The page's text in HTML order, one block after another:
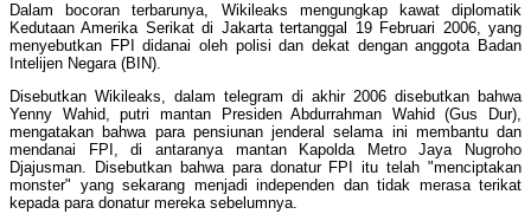
Dalam bocoran terbarunya, Wikileaks mengungkap kawat diplomatik
Kedutaan Amerika Serikat di Jakarta tertanggal 19 Februari 2006, yang
menyebutkan FPI didanai oleh polisi dan dekat dengan anggota Badan
Intelijen Negara (BIN).
Disebutkan Wikileaks, dalam telegram di akhir 2006 disebutkan bahwa
Yenny Wahid, putri mantan Presiden Abdurrahman Wahid (Gus Dur),
mengatakan bahwa para pensiunan jenderal selama ini membantu dan
mendanai FPI, di antaranya mantan Kapolda Metro Jaya Nugroho
Djajusman. Disebutkan bahwa para donatur FPI itu telah "menciptakan
monster" yang sekarang menjadi independen dan tidak merasa terikat
kepada para donatur mereka sebelumnya.